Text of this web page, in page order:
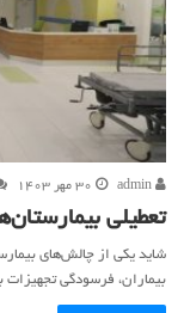
۳۰ مهر ۱۴۰۳
تعطیلی
شاید یکی از چالش‌های
بیماران، فرسودگی